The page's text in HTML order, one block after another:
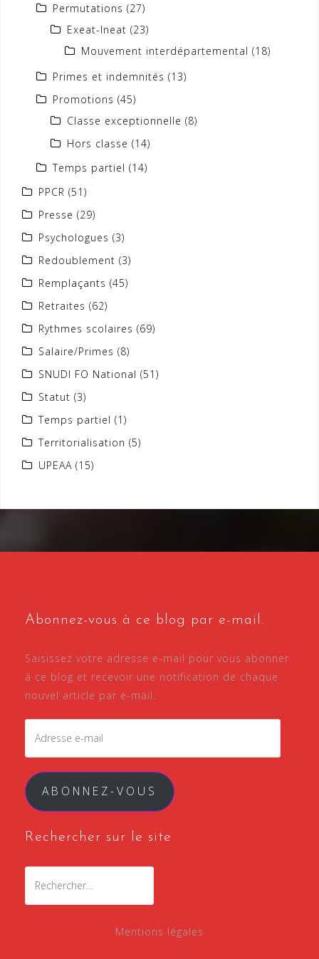
Permutations (27)
Exeat-Ineat (23)
Mouvement interdépartemental (18)
Primes et indemnités (13)
Promotions (45)
Classe exceptionnelle (8)
Hors classe (14)
Temps partiel (14)
PPCR (51)
Presse (29)
Psychologues (3)
Redoublement (3)
Remplaçants (45)
Retraites (62)
Rythmes scolaires (69)
Salaire/Primes (8)
SNUDI FO National (51)
Statut (3)
Temps partiel (1)
Territorialisation (5)
UPEAA (15)
Abonnez-vous à ce blog par e-mail.
Saisissez votre adresse e-mail pour vous abonner
à ce blog et recevoir une notification de chaque
nouvel article par e-mail.
ABONNEZ-VOUS
Rechercher sur le site
Mentions légales